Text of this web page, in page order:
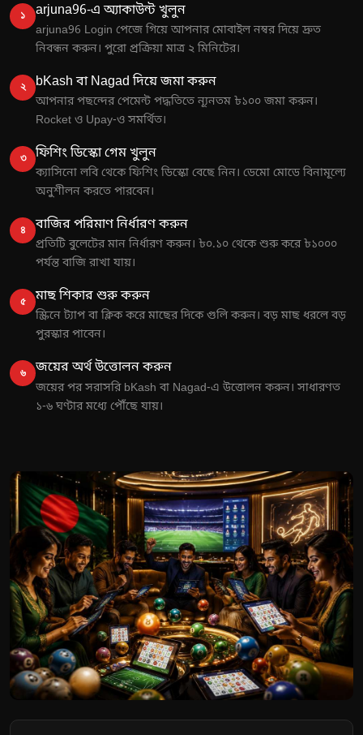
১ arjuna96-এ অ্যাকাউন্ট খুলুন
arjuna96 Login পেজে গিয়ে আপনার মোবাইল নম্বর দিয়ে দ্রুত
নিবন্ধন করুন। পুরো প্রক্রিয়া মাত্র ২ মিনিটের।
২ bKash বা Nagad দিয়ে জমা করুন
আপনার পছন্দের পেমেন্ট পদ্ধতিতে ন্যূনতম ৳১০০ জমা করুন।
Rocket ও Upay-ও সমর্থিত।
৩ ফিশিং ডিস্কো গেম খুলুন
ক্যাসিনো লবি থেকে ফিশিং ডিস্কো বেছে নিন। ডেমো মোডে বিনামূল্যে
অনুশীলন করতে পারবেন।
৪ বাজির পরিমাণ নির্ধারণ করুন
প্রতিটি বুলেটের মান নির্ধারণ করুন। ৳০.১০ থেকে শুরু করে ৳১০০০
পর্যন্ত বাজি রাখা যায়।
৫ মাছ শিকার শুরু করুন
স্ক্রিনে ট্যাপ বা ক্লিক করে মাছের দিকে গুলি করুন। বড় মাছ ধরলে বড়
পুরস্কার পাবেন।
৬ জয়ের অর্থ উত্তোলন করুন
জয়ের পর সরাসরি bKash বা Nagad-এ উত্তোলন করুন। সাধারণত
১-৬ ঘণ্টার মধ্যে পৌঁছে যায়।